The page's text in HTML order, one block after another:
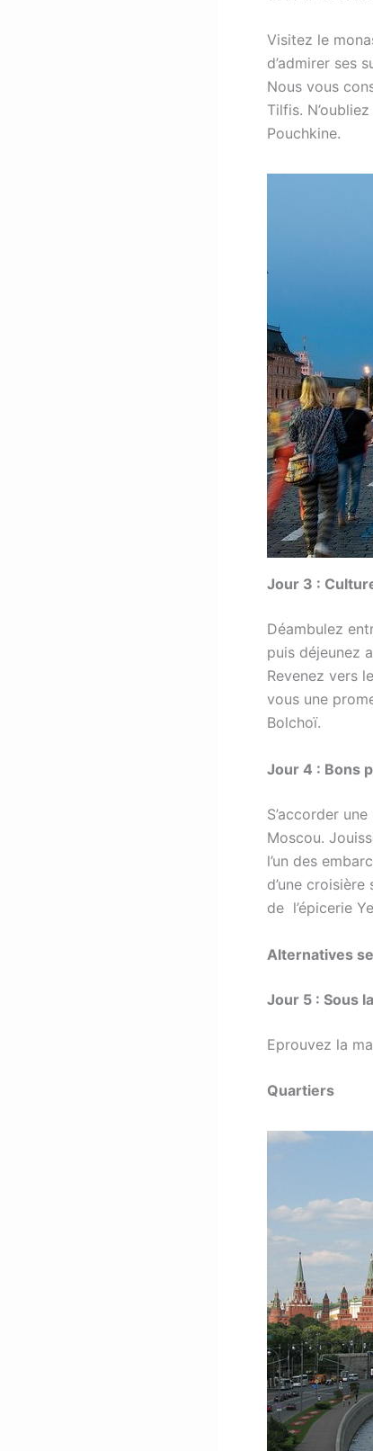
Visitez le
d’admirer ses
Nous vous
Tilfis.
Pouchkine.
Jour 3 :
Déambulez
puis déjeunez
Revenez vers
vous une
Bolchoï.
Jour 4 : Bons
S’accorder
Moscou.
l’un des
d’une
de l’épicerie
Alternatives
Jour 5 : Sous
Eprouvez la
Quartiers